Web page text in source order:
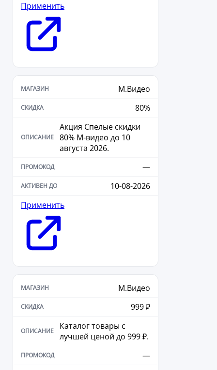
Применить
М.Видео
80%
Акция Спелые скидки
80% М-видео до 10
августа 2026.
—
10-08-2026
Применить
М.Видео
999 ₽
Каталог товары с
лучшей ценой до 999 ₽.
—